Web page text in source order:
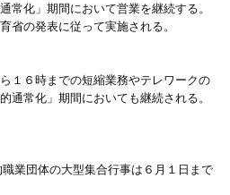
化」期間において営業を継続する。
省の発表に従って実施される。
１６時までの短縮業務やテレワークの
通常化」期間においても継続される。
業団体の大型集合行事は６月１日まで